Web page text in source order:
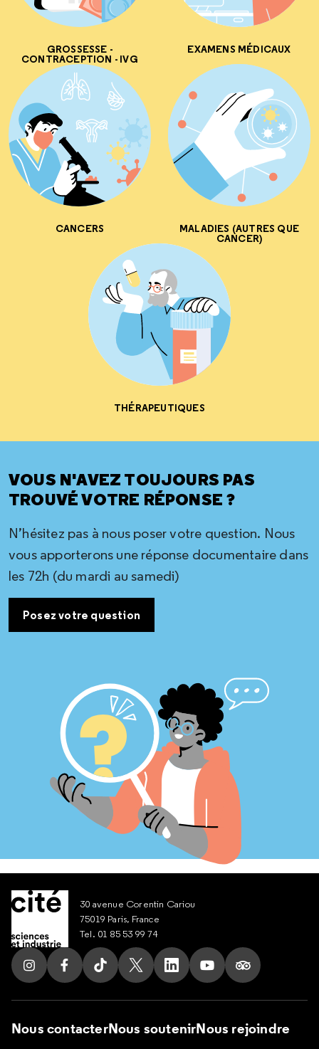
GROSSESSE -
CONTRACEPTION - IVG
EXAMENS MÉDICAUX
CANCERS MALADIES (AUTRES QUE
CANCER)
THÉRAPEUTIQUES
VOUS N'AVEZ TOUJOURS PAS
TROUVÉ VOTRE RÉPONSE ?
N’hésitez pas à nous poser votre question. Nous
vous apporterons une réponse documentaire dans
les 72h (du mardi au samedi)
Posez votre question
30 avenue Corentin Cariou
75019 Paris, France
Tel. 01 85 53 99 74
Suivez nous sur Instagram
Suivez nous sur Facebook
Suivez nous sur Tik Tok
Suivez nous sur X
Suivez nous sur LinkedIn
Suivez nous sur
Suivez nous
Nous contacterNous soutenirNous rejoindre